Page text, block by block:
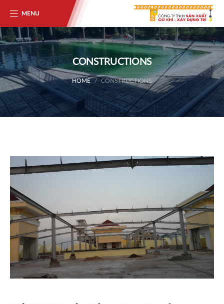
MENU
CONSTRUCTIONS
HOME CONSTRUCTIONS